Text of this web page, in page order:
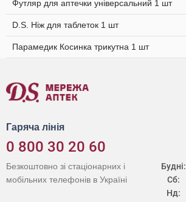
Футляр для аптечки універсальний 1 шт
D.S. Ніж для таблеток 1 шт
Парамедик Косинка трикутна 1 шт
Гаряча лінія
0 800 30 20 60
Будні:
Сб:
Нд:
Безкоштовно зі стаціонарних і
мобільних телефонів в Україні